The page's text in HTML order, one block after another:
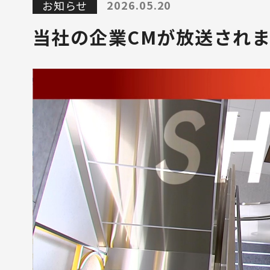
お知らせ 2026.05.20
当社の企業CMが放送され